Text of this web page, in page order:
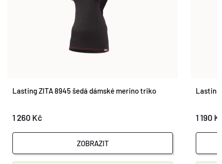
Lasting ZITA 8945 šedá dámské merino triko
1 260 Kč
ZOBRAZIT
Lasting
1 190